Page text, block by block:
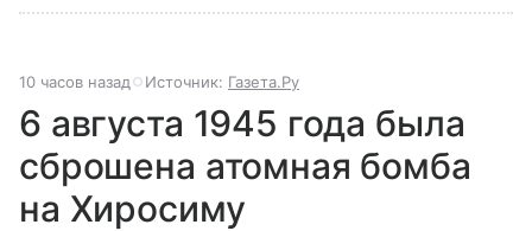
10 часов назад Источник: Газета.Ру
6 августа 1945 года была
сброшена атомная бомба
на Хиросиму